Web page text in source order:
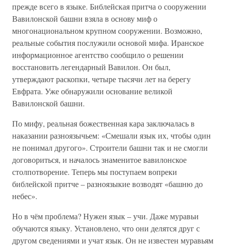
прежде всего в языке. Библейская притча о сооружении
Вавилонской башни взяла в основу миф о
многонациональном крупном сооружении. Возможно,
реальные события послужили основой мифа. Иранское
информационное агентство сообщило о решении
восстановить легендарный Вавилон. Он был,
утверждают раскопки, четыре тысячи лет на берегу
Евфрата. Уже обнаружили основание великой
Вавилонской башни.
По мифу, реальная божественная кара заключалась в
наказании разноязычьем: «Смешали язык их, чтобы один
не понимал другого». Строители башни так и не смогли
договориться, и началось знаменитое вавилонское
столпотворение. Теперь мы поступаем вопреки
библейской притче – разноязыкие возводят «башню до
небес».
Но в чём проблема? Нужен язык – учи. Даже муравьи
обучаются языку. Установлено, что они делятся друг с
другом сведениями и учат язык. Он не известен муравьям